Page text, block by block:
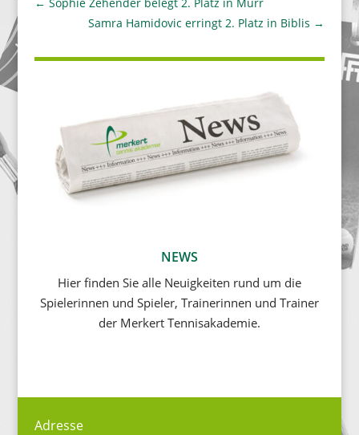
← Sophie Zehender belegt 2. Platz in Murr
Samra Hamidovic erringt 2. Platz in Biblis →
NEWS
Hier finden Sie alle Neuigkeiten rund um die
Spielerinnen und Spieler, Trainerinnen und Trainer
der Merkert Tennisakademie.
Adresse